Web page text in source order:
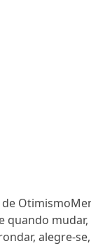
de
quando
alegre-